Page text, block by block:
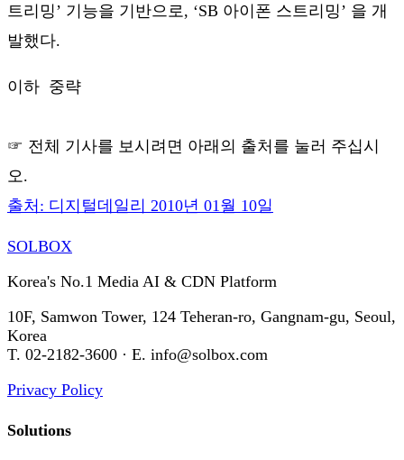
트리밍’ 기능을 기반으로, ‘SB 아이폰 스트리밍’ 을 개
발했다.
이하 중략
☞ 전체 기사를 보시려면 아래의 출처를 눌러 주십시
오.
출처: 디지털데일리 2010년 01월 10일
SOLBOX
Korea's No.1 Media AI & CDN Platform
10F, Samwon Tower, 124 Teheran-ro, Gangnam-gu, Seoul,
Korea
T. 02-2182-3600 · E. info@solbox.com
Privacy Policy
Solutions